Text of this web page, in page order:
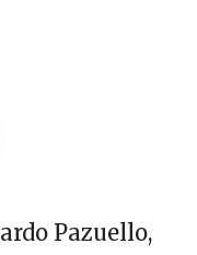
Pazuello,